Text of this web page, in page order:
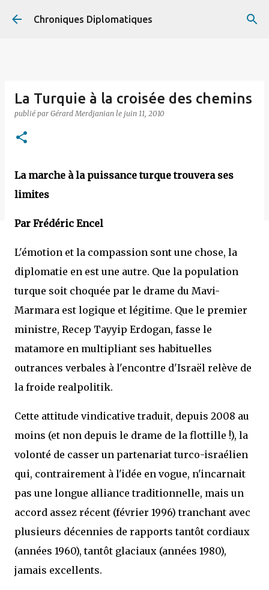
Accéder au contenu principal
Chroniques Diplomatiques
La Turquie à la croisée des chemins
publié par Gérard Merdjanian le juin 11, 2010
La marche à la puissance turque trouvera ses
limites
Par Frédéric Encel
L'émotion et la compassion sont une chose, la
diplomatie en est une autre. Que la population
turque soit choquée par le drame du Mavi-
Marmara est logique et légitime. Que le premier
ministre, Recep Tayyip Erdogan, fasse le
matamore en multipliant ses habituelles
outrances verbales à l'encontre d'Israël relève de
la froide realpolitik.
Cette attitude vindicative traduit, depuis 2008 au
moins (et non depuis le drame de la flottille !), la
volonté de casser un partenariat turco-israélien
qui, contrairement à l'idée en vogue, n'incarnait
pas une longue alliance traditionnelle, mais un
accord assez récent (février 1996) tranchant avec
plusieurs décennies de rapports tantôt cordiaux
(années 1960), tantôt glaciaux (années 1980),
jamais excellents.